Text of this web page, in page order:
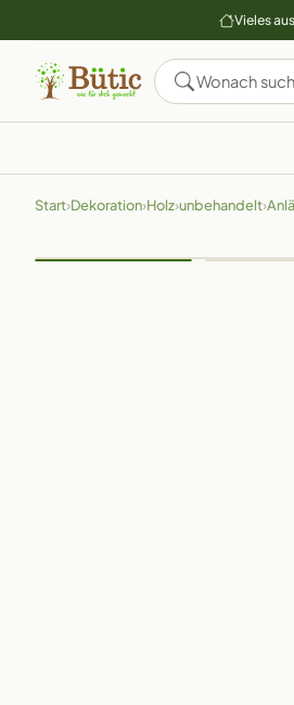
Vieles
Start›Dekoration›Holz›unbehandelt›